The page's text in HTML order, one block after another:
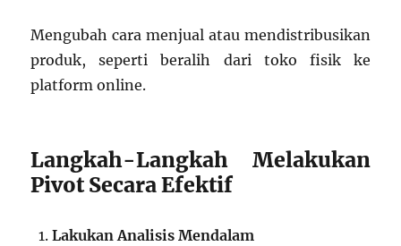
Mengubah cara menjual atau mendistribusikan
produk, seperti beralih dari toko fisik ke
platform online.
Langkah-Langkah Melakukan
Pivot Secara Efektif
Lakukan Analisis Mendalam